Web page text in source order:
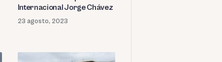
Internacional Jorge Chávez
23 agosto, 2023